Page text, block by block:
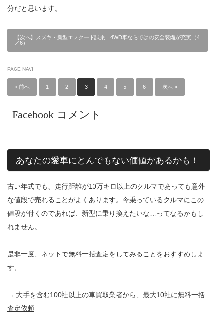
分だと思います。
【次へ】スズキ・新型エスクード試乗 4WD車ならではの安全装備が充実（4
／6）
PAGE NAVI
« 前へ 1 2 3 4 5 6 次へ »
Facebook コメント
あなたの愛車にとんでもない価値があるかも！
古い年式でも、走行距離が10万キロ以上のクルマであっても意外
な値段で売れることがよくあります。今乗っているクルマにこの
値段が付くのであれば、新型に乗り換えたいな…ってなるかもし
れません。
是非一度、ネットで無料一括査定をしてみることをおすすめしま
す。
→ 大手を含む100社以上の車買取業者から、最大10社に無料一括
査定依頼